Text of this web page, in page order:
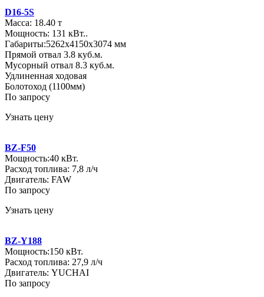
D16-5S
Масса: 18.40 т
Мощность: 131 кВт..
Габариты:5262х4150х3074 мм
Прямой отвал 3.8 куб.м.
Мусорный отвал 8.3 куб.м.
Удлиненная ходовая
Болотоход (1100мм)
По запросу
Узнать цену
BZ-F50
Мощность:40 кВт.
Расход топлива: 7,8 л/ч
Двигатель: FAW
По запросу
Узнать цену
BZ-Y188
Мощность:150 кВт.
Расход топлива: 27,9 л/ч
Двигатель: YUCHAI
По запросу